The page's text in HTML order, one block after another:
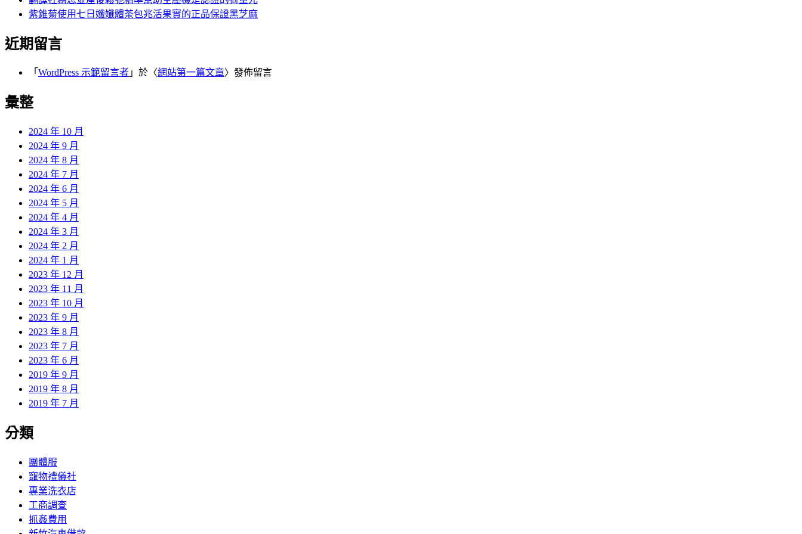
紫錐菊使用七日孅孅體茶包兆活果實的正品保證黑芝麻
近期留言
「 WordPress 示範留言者 」於〈網站第一篇文章〉發佈留言
彙整
2024 年 10 月
2024 年 9 月
2024 年 8 月
2024 年 7 月
2024 年 6 月
2024 年 5 月
2024 年 4 月
2024 年 3 月
2024 年 2 月
2024 年 1 月
2023 年 12 月
2023 年 11 月
2023 年 10 月
2023 年 9 月
2023 年 8 月
2023 年 7 月
2023 年 6 月
2019 年 9 月
2019 年 8 月
2019 年 7 月
分類
團體服
寵物禮儀社
專業洗衣店
工商調查
抓姦費用